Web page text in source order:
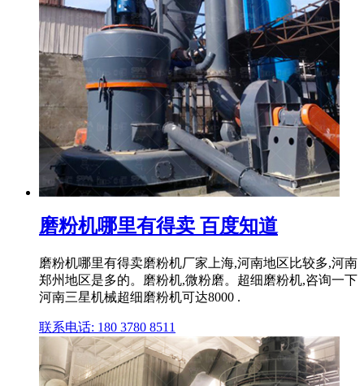
磨粉机哪里有得卖 百度知道
磨粉机哪里有得卖磨粉机厂家上海,河南地区比较多,河南
郑州地区是多的。磨粉机,微粉磨。超细磨粉机,咨询一下
河南三星机械超细磨粉机可达8000 .
联系电话: 180 3780 8511